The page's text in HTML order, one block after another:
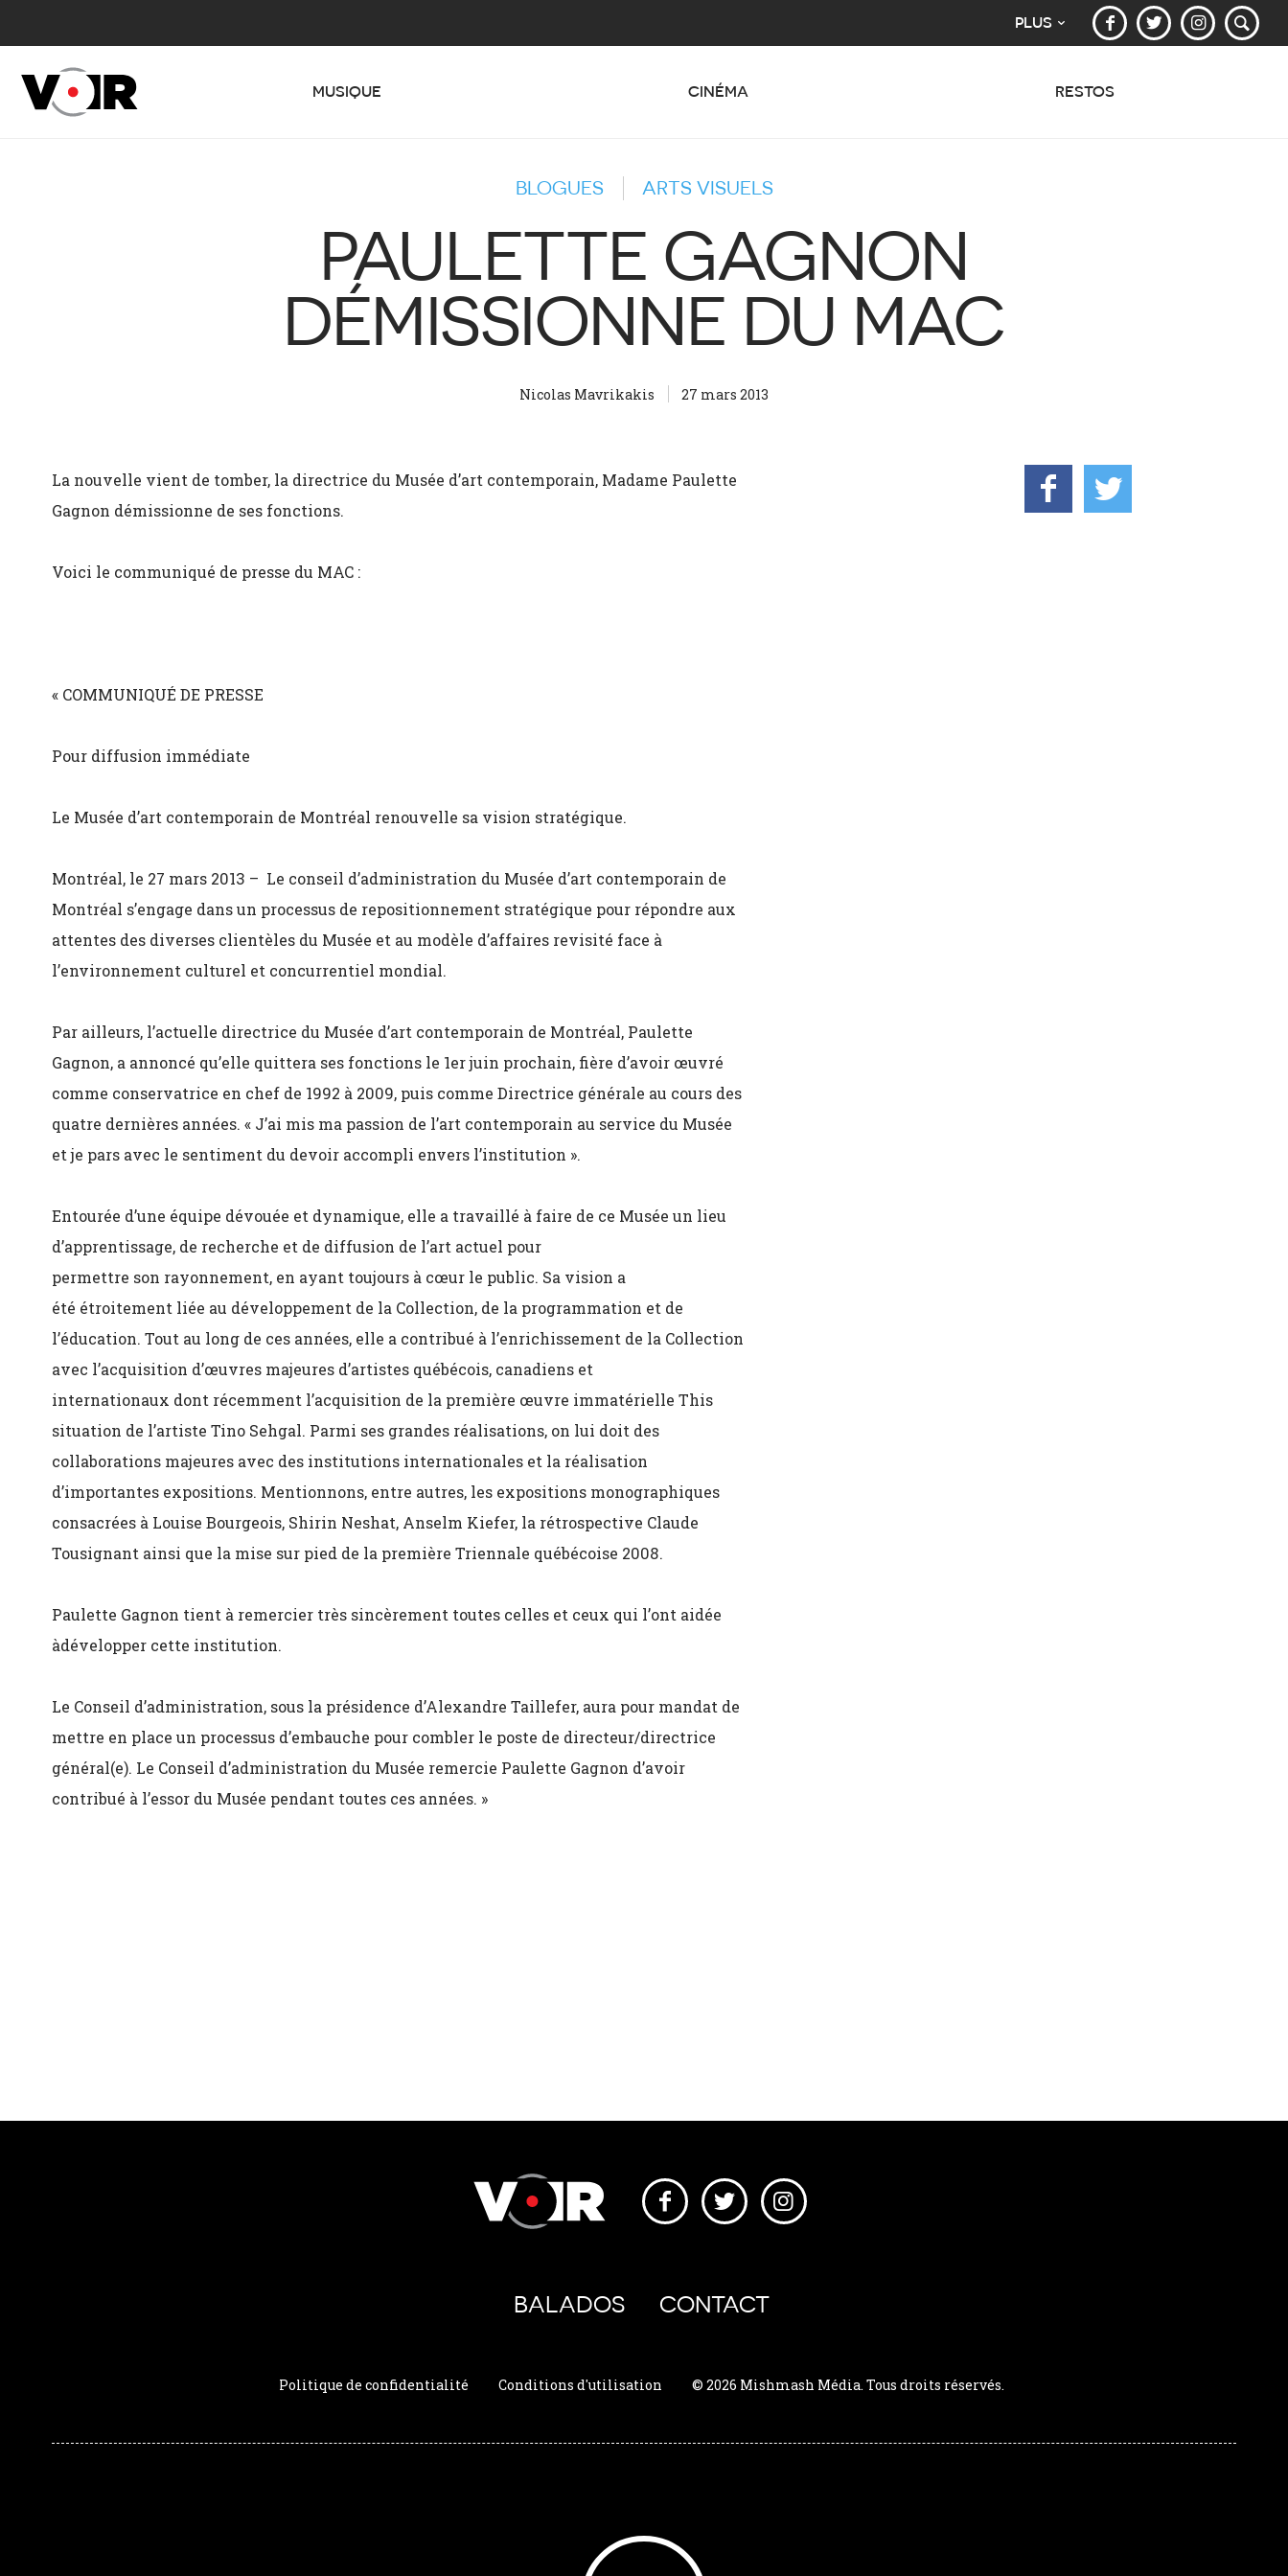
PLUS
MUSIQUE CINÉMA RESTOS
BLOGUES ARTS VISUELS
PAULETTE GAGNON
DÉMISSIONNE DU MAC
Nicolas Mavrikakis 27 mars 2013
La nouvelle vient de tomber, la directrice du Musée d’art contemporain, Madame Paulette
Gagnon démissionne de ses fonctions.
Voici le communiqué de presse du MAC :
« COMMUNIQUÉ DE PRESSE
Pour diffusion immédiate​​​​
Le Musée d’art contemporain de Montréal renouvelle sa vision stratégique.
Montréal, le 27 mars 2013 – Le conseil d’administration du Musée d’art contemporain de
Montréal s’engage dans un processus de repositionnement stratégique pour répondre aux
attentes des diverses clientèles du Musée et au modèle d’affaires revisité face à
l’environnement culturel et concurrentiel mondial.
Par ailleurs, l’actuelle directrice du Musée d’art contemporain de Montréal, Paulette
Gagnon, a annoncé qu’elle quittera ses fonctions le 1er juin prochain, fière d’avoir œuvré
comme conservatrice en chef de 1992 à 2009, puis comme Directrice générale au cours des
quatre dernières années. « J’ai mis ma passion de l’art contemporain au service du Musée
et je pars avec le sentiment du devoir accompli envers l’institution ».
Entourée d’une équipe dévouée et dynamique, elle a travaillé à faire de ce Musée un lieu
d’apprentissage, de recherche et de diffusion de l’art actuel pour
permettre son rayonnement, en ayant toujours à cœur le public. Sa vision a
été étroitement liée au développement de la Collection, de la programmation et de
l’éducation. Tout au long de ces années, elle a contribué à l’enrichissement de la Collection
avec l’acquisition d’œuvres majeures d’artistes québécois, canadiens et
internationaux dont récemment l’acquisition de la première œuvre immatérielle This
situation de l’artiste Tino Sehgal. Parmi ses grandes réalisations, on lui doit des
collaborations majeures avec des institutions internationales et la réalisation
d’importantes expositions. Mentionnons, entre autres, les expositions monographiques
consacrées à Louise Bourgeois, Shirin Neshat, Anselm Kiefer, la rétrospective Claude
Tousignant ainsi que la mise sur pied de la première Triennale québécoise 2008.
Paulette Gagnon tient à remercier très sincèrement toutes celles et ceux qui l’ont aidée
àdévelopper cette institution.
Le Conseil d’administration, sous la présidence d’Alexandre Taillefer, aura pour mandat de
mettre en place un processus d’embauche pour combler le poste de directeur/directrice
général(e). Le Conseil d’administration du Musée remercie Paulette Gagnon d’avoir
contribué à l’essor du Musée pendant toutes ces années. »
BALADOS CONTACT
Politique de confidentialité Conditions d'utilisation © 2026 Mishmash Média. Tous droits réservés.